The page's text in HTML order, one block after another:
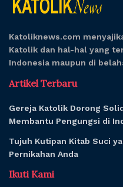
Katoliknews.com
Katolik dan hal-hal yang
Indonesia maupun di
Artikel Terbaru
Gereja Katolik Dorong
Membantu Pengungsi di
Tujuh Kutipan Kitab Suci
Pernikahan Anda
Ikuti Kami